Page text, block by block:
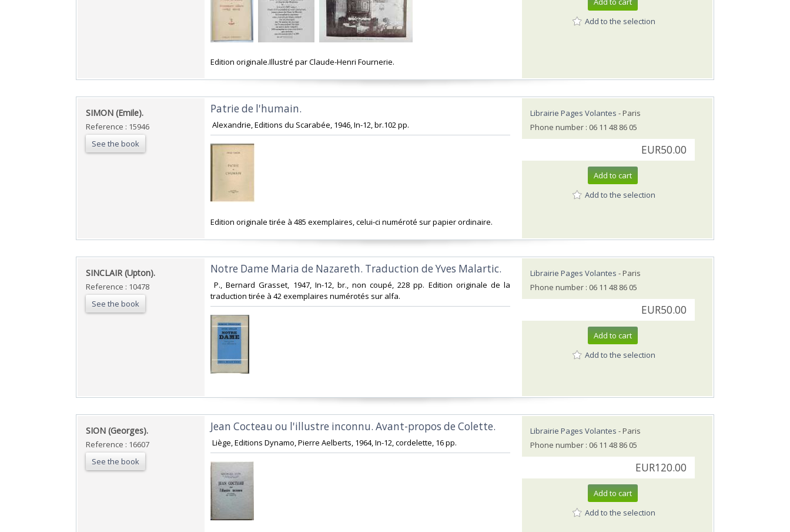
‎Edition originale.Illustré par Claude-Henri Fournerie. ‎
Add to the selection
‎SIMON (Emile). ‎
Reference : 15946
See the book
‎Patrie de l'humain. ‎
‎ Alexandrie, Editions du Scarabée, 1946, In-12, br.102 pp. ‎
‎Edition originale tirée à 485 exemplaires, celui-ci numéroté sur papier ordinaire. ‎
Librairie Pages Volantes - Paris
Phone number : 06 11 48 86 05
EUR50.00
Add to cart
Add to the selection
‎SINCLAIR (Upton).‎
Reference : 10478
See the book
‎Notre Dame Maria de Nazareth. Traduction de Yves Malartic.‎
‎ P., Bernard Grasset, 1947, In-12, br., non coupé, 228 pp. Edition originale de la
traduction tirée à 42 exemplaires numérotés sur alfa. ‎
Librairie Pages Volantes - Paris
Phone number : 06 11 48 86 05
EUR50.00
Add to cart
Add to the selection
‎SION (Georges).‎
Reference : 16607
See the book
‎Jean Cocteau ou l'illustre inconnu. Avant-propos de Colette.‎
‎ Liège, Editions Dynamo, Pierre Aelberts, 1964, In-12, cordelette, 16 pp. ‎
Librairie Pages Volantes - Paris
Phone number : 06 11 48 86 05
EUR120.00
Add to cart
Add to the selection